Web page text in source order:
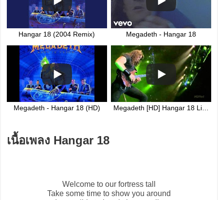
Hangar 18 (2004 Remix) Megadeth - Hangar 18
Megadeth - Hangar 18 (HD) Megadeth [HD] Hangar 18 Live 2008 San Diego
เนื้อเพลง Hangar 18
Welcome to our fortress tall
Take some time to show you around